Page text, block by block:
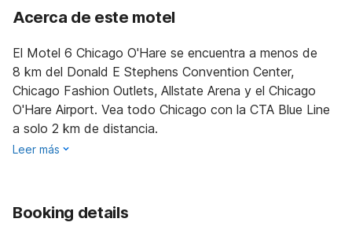
Acerca de este motel
El Motel 6 Chicago O'Hare se encuentra a menos de
8 km del Donald E Stephens Convention Center,
Chicago Fashion Outlets, Allstate Arena y el Chicago
O'Hare Airport. Vea todo Chicago con la CTA Blue Line
a solo 2 km de distancia.
Leer más
Booking details